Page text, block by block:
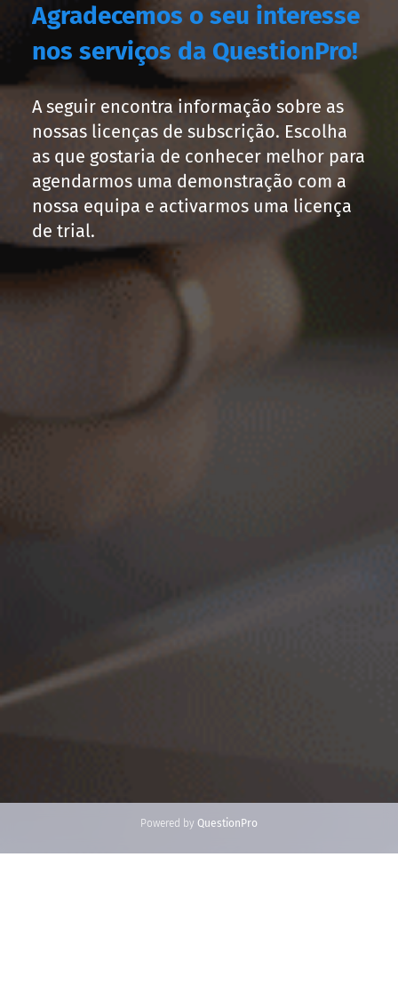
Agradecemos o seu interesse
nos serviços da QuestionPro!
A seguir encontra informação sobre as
nossas licenças de subscrição. Escolha
as que gostaria de conhecer melhor para
agendarmos uma demonstração com a
nossa equipa e activarmos uma licença
de trial.
Powered by QuestionPro